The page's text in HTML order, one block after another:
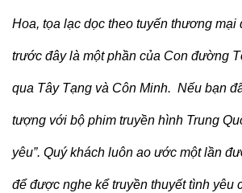
Hoa, tọa lạc dọc theo tuyến thương mại
trước đây là một phần của Con đường
qua Tây Tạng và Côn Minh. Nếu bạn
tượng với bộ phim truyền hình Trung
yêu”. Quý khách luôn ao ước một lần
để được nghe kể truyền thuyết tình yêu